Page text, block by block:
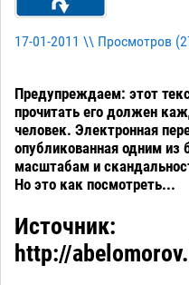
17-01-2011 \\ Просмотров (
Предупреждаем: этот
прочитать его должен
человек. Электронная
опубликованная одним из
масштабам и
Но это как посмотреть...
Источник:
http://